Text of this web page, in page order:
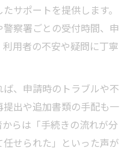
サポートを提供します。
察署ごとの受付時間、申
用者の不安や疑問に丁寧
、申請時のトラブルや不
出や追加書類の手配も一
らは「手続きの流れが分
せられた」といった声が